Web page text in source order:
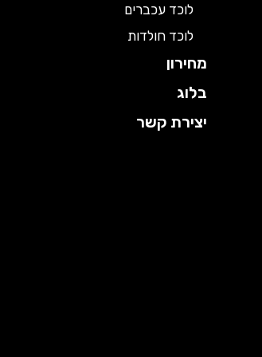
לוכד עכברים
לוכד חולדות
מחירון
בלוג
יצירת קשר